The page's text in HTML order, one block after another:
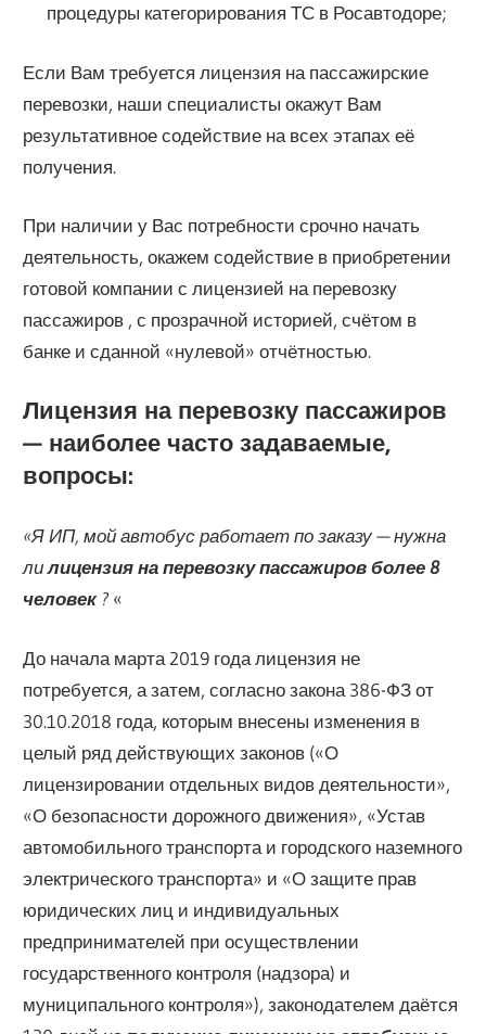
процедуры категорирования ТС в Росавтодоре;
Если Вам требуется лицензия на пассажирские
перевозки, наши специалисты окажут Вам
результативное содействие на всех этапах её
получения.
При наличии у Вас потребности срочно начать
деятельность, окажем содействие в приобретении
готовой компании с лицензией на перевозку
пассажиров , с прозрачной историей, счётом в
банке и сданной «нулевой» отчётностью.
Лицензия на перевозку пассажиров
— наиболее часто задаваемые,
вопросы:
«Я ИП, мой автобус работает по заказу — нужна
лилицензия на перевозку пассажиров более 8
человек ? «
До начала марта 2019 года лицензия не
потребуется, а затем, согласно закона 386-ФЗ от
30.10.2018 года, которым внесены изменения в
целый ряд действующих законов («О
лицензировании отдельных видов деятельности»,
«О безопасности дорожного движения», «Устав
автомобильного транспорта и городского наземного
электрического транспорта» и «О защите прав
юридических лиц и индивидуальных
предпринимателей при осуществлении
государственного контроля (надзора) и
муниципального контроля»), законодателем даётся